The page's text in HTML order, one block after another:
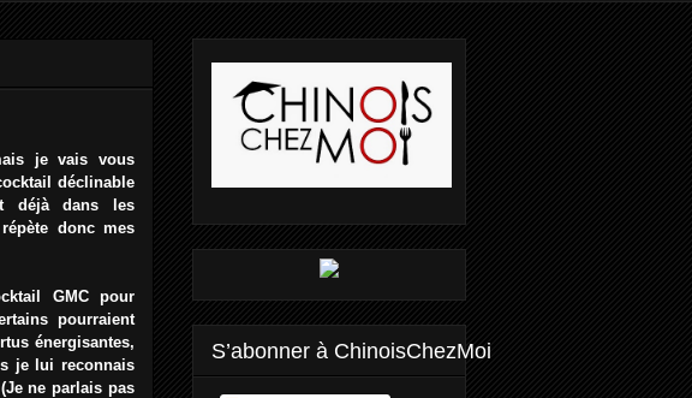
je vais vous
déclinable
déjà dans les
donc mes
GMC pour
pourraient
énergisantes,
je lui reconnais
ne parlais pas
S’abonner à ChinoisChezMoi